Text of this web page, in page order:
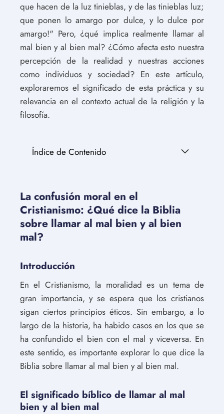
que hacen de la luz tinieblas, y de las tinieblas luz;
que ponen lo amargo por dulce, y lo dulce por
amargo!" Pero, ¿qué implica realmente llamar al
mal bien y al bien mal? ¿Cómo afecta esto nuestra
percepción de la realidad y nuestras acciones
como individuos y sociedad? En este artículo,
exploraremos el significado de esta práctica y su
relevancia en el contexto actual de la religión y la
filosofía.
Índice de Contenido
La confusión moral en el
Cristianismo: ¿Qué dice la Biblia
sobre llamar al mal bien y al bien
mal?
Introducción
En el Cristianismo, la moralidad es un tema de
gran importancia, y se espera que los cristianos
sigan ciertos principios éticos. Sin embargo, a lo
largo de la historia, ha habido casos en los que se
ha confundido el bien con el mal y viceversa. En
este sentido, es importante explorar lo que dice la
Biblia sobre llamar al mal bien y al bien mal.
El significado bíblico de llamar al mal
bien y al bien mal